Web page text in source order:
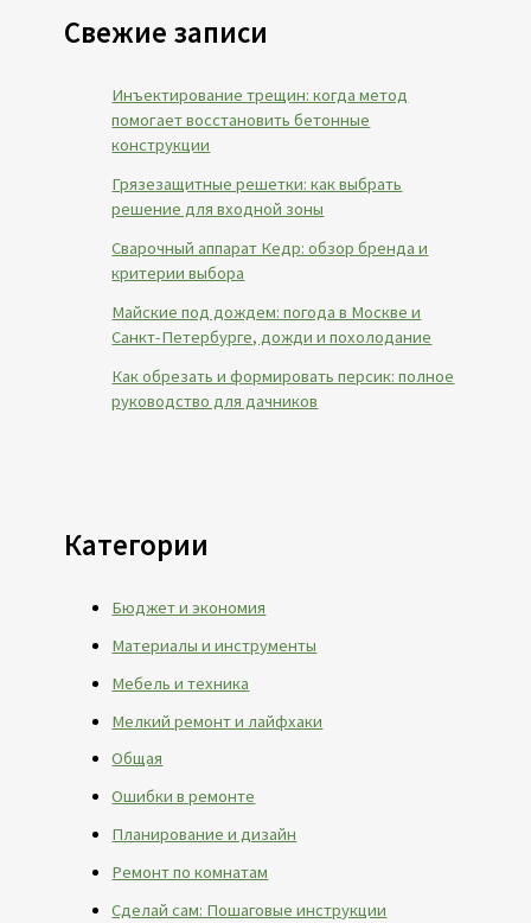
Свежие записи
Инъектирование трещин: когда метод
помогает восстановить бетонные
конструкции
Грязезащитные решетки: как выбрать
решение для входной зоны
Сварочный аппарат Кедр: обзор бренда и
критерии выбора
Майские под дождем: погода в Москве и
Санкт-Петербурге, дожди и похолодание
Как обрезать и формировать персик: полное
руководство для дачников
Категории
Бюджет и экономия
Материалы и инструменты
Мебель и техника
Мелкий ремонт и лайфхаки
Общая
Ошибки в ремонте
Планирование и дизайн
Ремонт по комнатам
Сделай сам: Пошаговые инструкции